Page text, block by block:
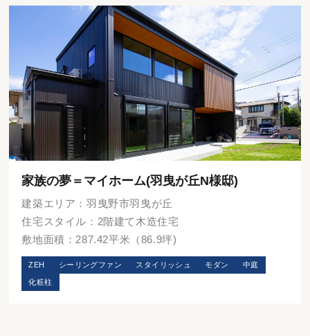
家族の夢＝マイホーム(羽曳が丘N様邸)
建築エリア：羽曳野市羽曳が丘
住宅スタイル：2階建て木造住宅
敷地面積：287.42平米（86.9坪)
ZEH シーリングファン スタイリッシュ モダン 中庭
化粧柱